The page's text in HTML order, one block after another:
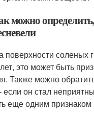
можно
поверхности соленых
это может быть
Также можно
если он стал
еще одним признаком